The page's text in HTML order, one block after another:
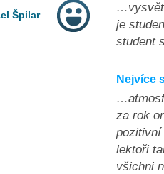
Špilar
je
student
Nejvíce
za rok
pozitivní
lektoři
všichni